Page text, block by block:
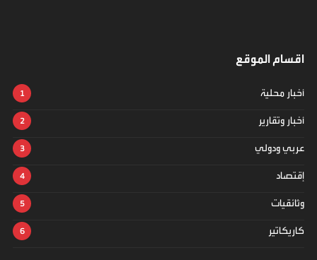
اقسام الموقع
أخبار محلية
أخبار وتقارير
عربي ودولي
إقتصاد
وثائقيات
كاريكاتير